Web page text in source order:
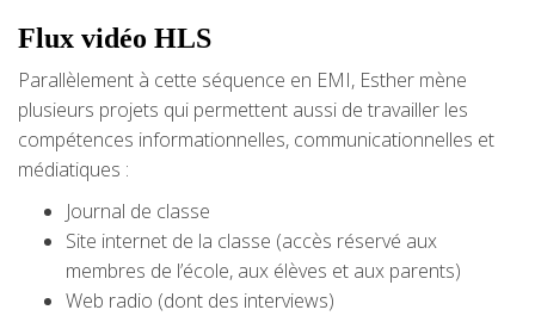
Parallèlement à cette séquence en EMI, Esther mène
plusieurs projets qui permettent aussi de travailler les
compétences informationnelles, communicationnelles et
médiatiques :
Journal de classe
Site internet de la classe (accès réservé aux
membres de l’école, aux élèves et aux parents)
Web radio (dont des interviews)